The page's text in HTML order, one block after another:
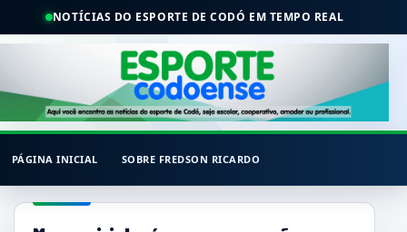
NOTÍCIAS DO ESPORTE DE CODÓ EM TEMPO REAL
PÁGINA INICIAL SOBRE FREDSON RICARDO